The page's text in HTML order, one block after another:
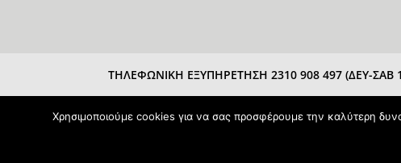
ΤΗΛΕΦΩΝΙΚΗ ΕΞΥΠΗΡΕΤΗΣΗ 2310 908 497 (ΔΕΥ-ΣΑΒ
Χρησιμοποιούμε cookies για να σας προσφέρουμε την καλύτερη